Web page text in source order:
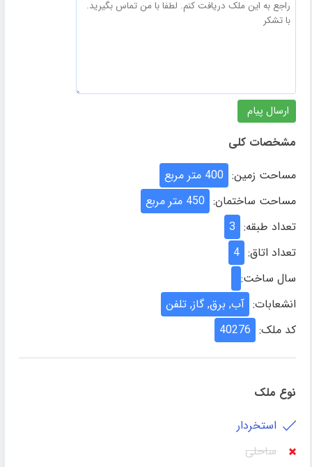
مشخصات کلی
مساحت زمین: 400 متر مربع
مساحت ساختمان: 450 متر مربع
تعداد طبقه: 3
تعداد اتاق: 4
سال ساخت:
انشعابات: آب, برق, گاز, تلفن
کد ملک: 40276
نوع ملک
استخردار
ساحلی